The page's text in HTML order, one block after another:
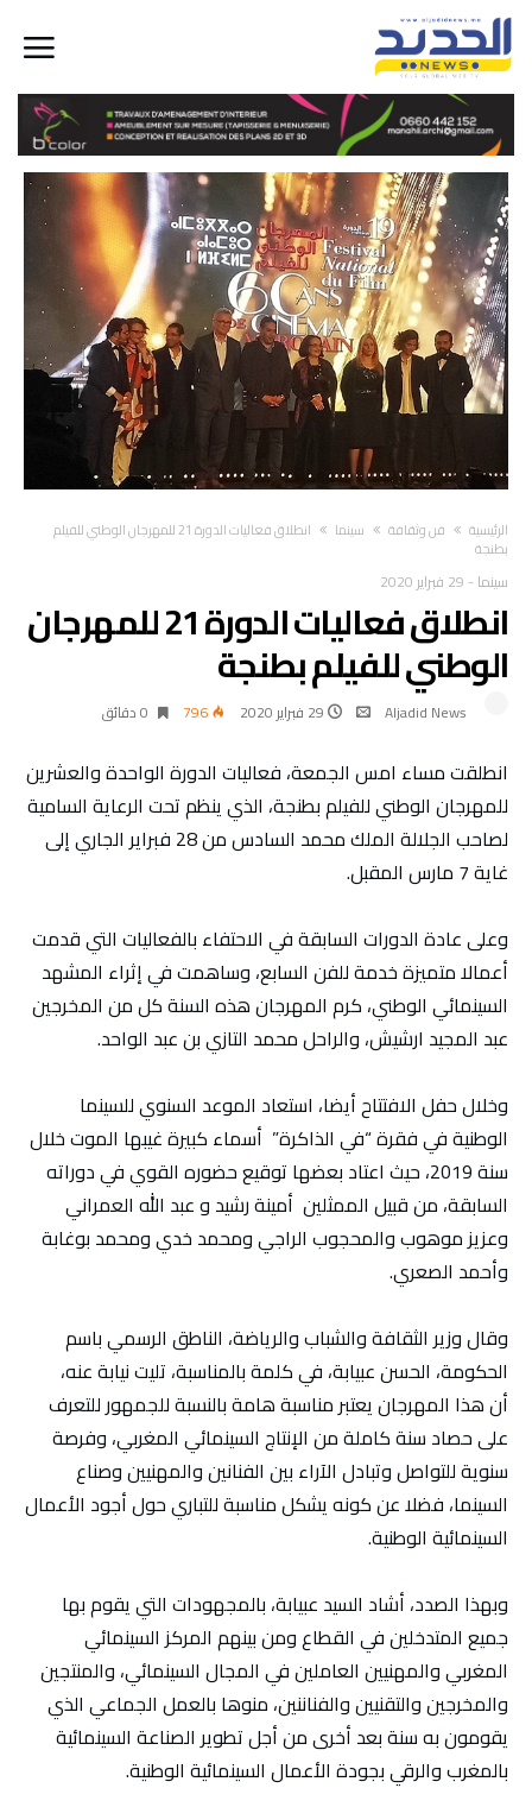
‫الرئيسية‬ فن وثقافة سينما
انطلاق فعاليات الدورة 21 للمهرجان الوطني للفيلم
بطنجة
سينما- 29 فبراير 2020
انطلاق فعاليات الدورة 21 للمهرجان
الوطني للفيلم بطنجة
Aljadid News 29 فبراير 2020 796 0 ‫دقائق‬
انطلقت مساء امس الجمعة، فعاليات الدورة الواحدة والعشرين
للمهرجان الوطني للفيلم بطنجة، الذي ينظم تحت الرعاية السامية
لصاحب الجلالة الملك محمد السادس من 28 فبراير الجاري إلى
غاية 7 مارس المقبل.
وعلى عادة الدورات السابقة في الاحتفاء بالفعاليات التي قدمت
أعمالا متميزة خدمة للفن السابع، وساهمت في إثراء المشهد
السينمائي الوطني، كرم المهرجان هذه السنة كل من المخرجين
عبد المجيد ارشيش، والراحل محمد التازي بن عبد الواحد.
وخلال حفل الافتتاح أيضا، استعاد الموعد السنوي للسينما
الوطنية في فقرة “في الذاكرة” أسماء كبيرة غيبها الموت خلال
سنة 2019، حيث اعتاد بعضها توقيع حضوره القوي في دوراته
السابقة، من قبيل الممثلين أمينة رشيد و عبد الله العمراني
وعزيز موهوب والمحجوب الراجي ومحمد خدي ومحمد بوغابة
وأحمد الصعري.
وقال وزير الثقافة والشباب والرياضة، الناطق الرسمي باسم
الحكومة، الحسن عبيابة، في كلمة بالمناسبة، تليت نيابة عنه،
أن هذا المهرجان يعتبر مناسبة هامة بالنسبة للجمهور للتعرف
على حصاد سنة كاملة من الإنتاج السينمائي المغربي، وفرصة
سنوية للتواصل وتبادل الآراء بين الفنانين والمهنيين وصناع
السينما، فضلا عن كونه يشكل مناسبة للتباري حول أجود الأعمال
السينمائية الوطنية.
وبهذا الصدد، أشاد السيد عبيابة، بالمجهودات التي يقوم بها
جميع المتدخلين في القطاع ومن بينهم المركز السينمائي
المغربي والمهنيين العاملين في المجال السينمائي، والمنتجين
والمخرجين والتقنيين والفناننين، منوها بالعمل الجماعي الذي
يقومون به سنة بعد أخرى من أجل تطوير الصناعة السينمائية
بالمغرب والرقي بجودة الأعمال السينمائية الوطنية.